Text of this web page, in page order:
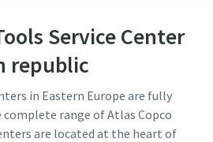
Service Center
republic
in Eastern Europe are fully
range of Atlas Copco
are located at the heart of